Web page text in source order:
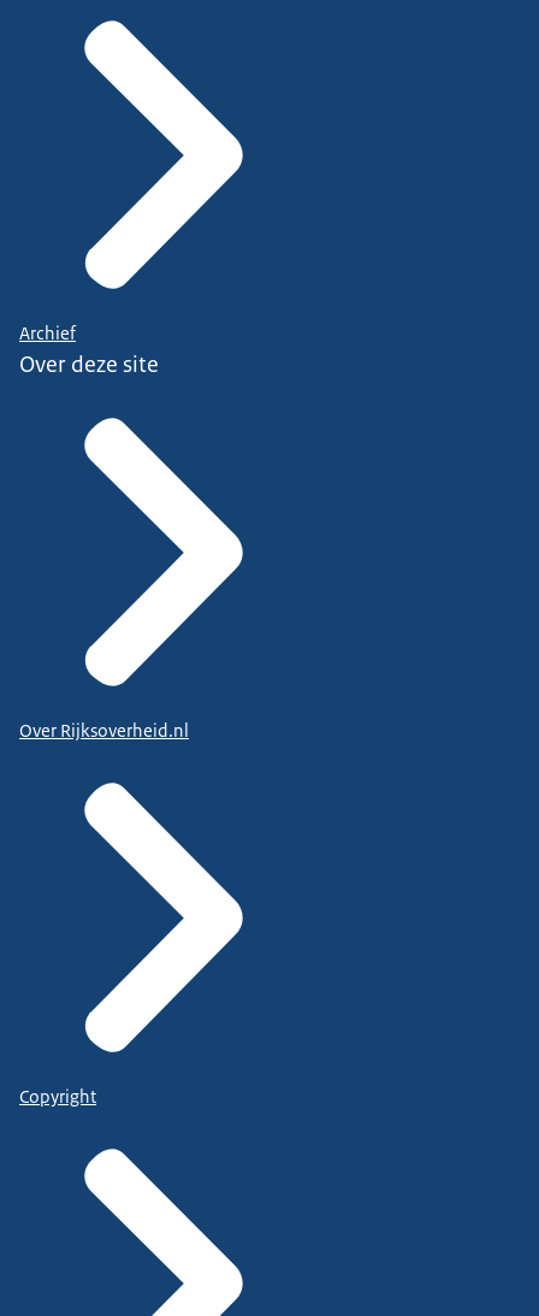
Archief
Over deze site
Over Rijksoverheid.nl
Copyright